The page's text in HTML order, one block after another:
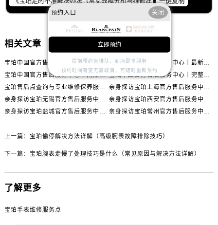
安徽省蚌埠市蚌山区淮河路宝珀售后服务中心（需提前预约）
安徽省亳州市谯城区魏武大道宝珀售后服务中心（需提前预约）
安徽省池州市贵池区长江路宝珀售后服务中心（需提前预约）
安徽省滁州市琅琊区南谯北路宝珀售后服务中心（需提前预约）
安徽省阜阳市颍州区颍州北路宝珀售后服务中心（需提前预约）
安徽省黄山市屯溪区黄山西路宝珀售后服务中心（需提前预约）
相关文章
宝珀中国官方售后服务中心｜最新热线电话与地址权威信息通知（2026年7月最新）
宝珀中国官方售后服务中心｜最新热线和全部维修地址权威信息通知（2026年7月最新）
宝珀中国官方售后服务中心｜网点地址与24小时热线权威信息通知（2026年7月最新）
宝珀中国官方售后服务中心｜完整网点地址与热线权威信息通知（2026年7月最新）
宝珀售后点查询与专业维修保养服务指南权威公示（2026年7月最新）
亲身探访宝珀上海官方售后服务中心｜网点地址及售后热线（2026年7月最新）
亲身探访宝珀无锡官方售后服务中心｜全部网点地址电话（2026年7月最新）
亲身探访宝珀西安官方售后服务中心｜官方电话及服务网点地址（2026年7月最新）
亲身探访宝珀盐城官方售后服务中心｜地址与联系电话（2026年7月最新）
亲身探访宝珀常州官方售后服务中心｜完整地址与联系电话（2026年7月最新）
上一篇： 宝珀偷停解决方法详解（高级腕表故障排除技巧）
下一篇： 宝珀腕表走慢了处理技巧是什么（常见原因与解决方法详解）
了解更多
宝珀手表维修服务点
预约入口 关闭
立即预约
提前预约免排队，到店即享服务
预约时间有变无需取消，可随时重新预约